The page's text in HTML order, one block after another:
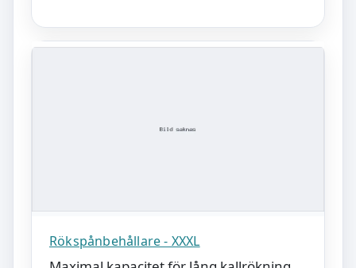
Rökspånbehållare - XXXL